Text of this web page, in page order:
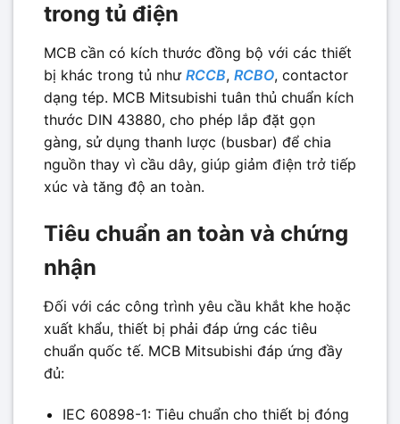
trong tủ điện
MCB cần có kích thước đồng bộ với các thiết
bị khác trong tủ như RCCB, RCBO, contactor
dạng tép. MCB Mitsubishi tuân thủ chuẩn kích
thước DIN 43880, cho phép lắp đặt gọn
gàng, sử dụng thanh lược (busbar) để chia
nguồn thay vì cầu dây, giúp giảm điện trở tiếp
xúc và tăng độ an toàn.
Tiêu chuẩn an toàn và chứng
nhận
Đối với các công trình yêu cầu khắt khe hoặc
xuất khẩu, thiết bị phải đáp ứng các tiêu
chuẩn quốc tế. MCB Mitsubishi đáp ứng đầy
đủ:
IEC 60898-1: Tiêu chuẩn cho thiết bị đóng